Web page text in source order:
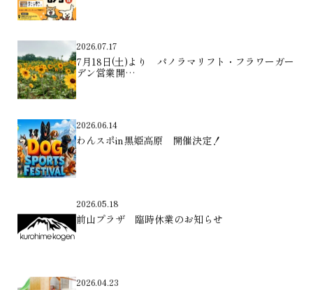
2026.07.17
7月18日(土)より パノラマリフト・フラワーガー
デン営業開…
2026.06.14
わんスポin黒姫高原 開催決定！
2026.05.18
前山プラザ 臨時休業のお知らせ
2026.04.23